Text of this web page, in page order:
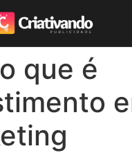
o que é